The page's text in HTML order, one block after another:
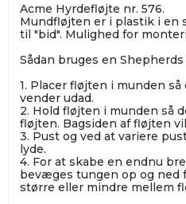
Acme Hyrdefløjte nr. 576.
Mundfløjten er i plastik i
til "bid". Mulighed for
Sådan bruges en
1. Placer fløjten i munden
vender udad.
2. Hold fløjten i munden så
fløjten. Bagsiden af fløjten
3. Pust og ved at variere
lyde.
4. For at skabe en endnu
bevæges tungen op og ned
større eller mindre mellem